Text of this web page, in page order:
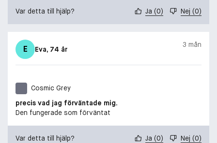
Var detta till hjälp? Ja (0) Nej (0)
E Eva, 74 år
3 mån
Cosmic Grey
precis vad jag förväntade mig.
Den fungerade som förväntat
Var detta till hjälp? Ja (0) Nej (0)